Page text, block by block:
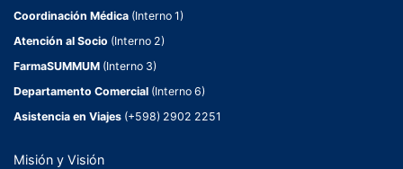
Coordinación Médica (Interno 1)
Atención al Socio (Interno 2)
FarmaSUMMUM (Interno 3)
Departamento Comercial (Interno 6)
Asistencia en Viajes (+598) 2902 2251
Misión y Visión